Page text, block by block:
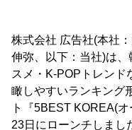
株式会社 広告社(本社
伸弥、以下：当社)は
スメ・K-POPトレンド
瞰しやすいランキング
ト『5BEST KOREA(
23日にローンチしまし